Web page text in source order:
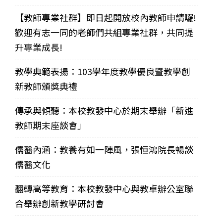
【教師專業社群】即日起開放校內教師申請囉!
歡迎有志一同的老師們共組專業社群，共同提
升專業成長!
教學典範表揚：103學年度教學優良暨教學創
新教師頒獎典禮
傳承與傾聽：本校教發中心於期末舉辦「新進
教師期末座談會」
儒醫內涵：教養有如一陣風，張恒鴻院長暢談
儒醫文化
翻轉高等教育：本校教發中心與教卓辦公室聯
合舉辦創新教學研討會